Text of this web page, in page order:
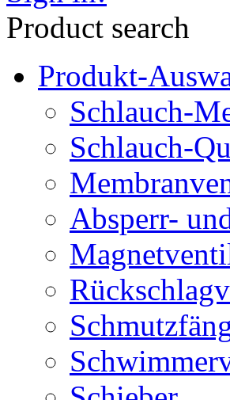
Product search
Produkt-
Schlauch-
Schlauch-
Absperr-